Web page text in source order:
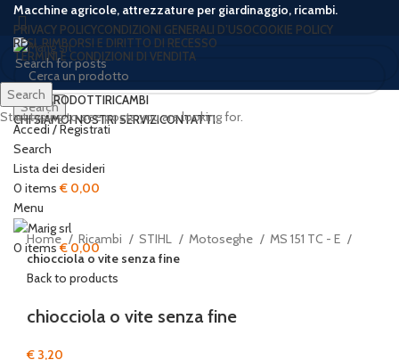
Macchine agricole, attrezzature per giardinaggio, ricambi.
PRIVACY POLICYCONDIZIONI GENERALI D’USOCOOKIE POLICY
RESI, RIMBORSI E DIRITTO DI RECESSO
TERMINI E CONDIZIONI DI VENDITA
Search
Accedi / Registrati
Search
Lista dei desideri
0 items € 0,00
Menu
0 items€0,00
HOME PRODOTTIRICAMBI
CHI SIAMOI NOSTRI SERVIZICONTATTI
Home Ricambi STIHL Motoseghe
MS 151 TC - E
chiocciola o vite senza fine
Back to products
chiocciola o vite senza fine
€ 3,20
Search
Start typing to see posts you are looking for.